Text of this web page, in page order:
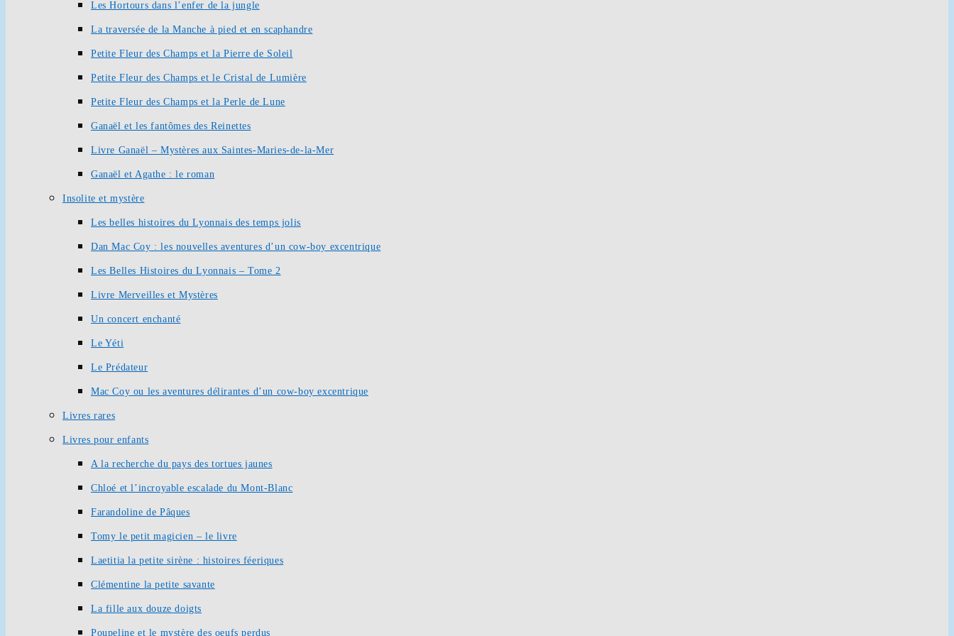
Les Hortours dans l’enfer de la jungle
La traversée de la Manche à pied et en scaphandre
Petite Fleur des Champs et la Pierre de Soleil
Petite Fleur des Champs et le Cristal de Lumière
Petite Fleur des Champs et la Perle de Lune
Ganaël et les fantômes des Reinettes
Livre Ganaël – Mystères aux Saintes-Maries-de-la-Mer
Ganaël et Agathe : le roman
Insolite et mystère
Les belles histoires du Lyonnais des temps jolis
Dan Mac Coy : les nouvelles aventures d’un cow-boy excentrique
Les Belles Histoires du Lyonnais – Tome 2
Livre Merveilles et Mystères
Un concert enchanté
Le Yéti
Le Prédateur
Mac Coy ou les aventures délirantes d’un cow-boy excentrique
Livres rares
Livres pour enfants
A la recherche du pays des tortues jaunes
Chloé et l’incroyable escalade du Mont-Blanc
Farandoline de Pâques
Tomy le petit magicien – le livre
Laetitia la petite sirène : histoires féeriques
Clémentine la petite savante
La fille aux douze doigts
Poupeline et le mystère des oeufs perdus